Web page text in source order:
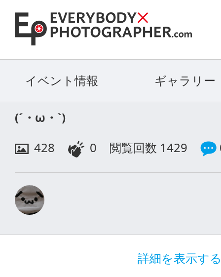
イベント情報 ギャラリー
(´・ω・`)
428
0 閲覧回数 1429
詳細を表示す